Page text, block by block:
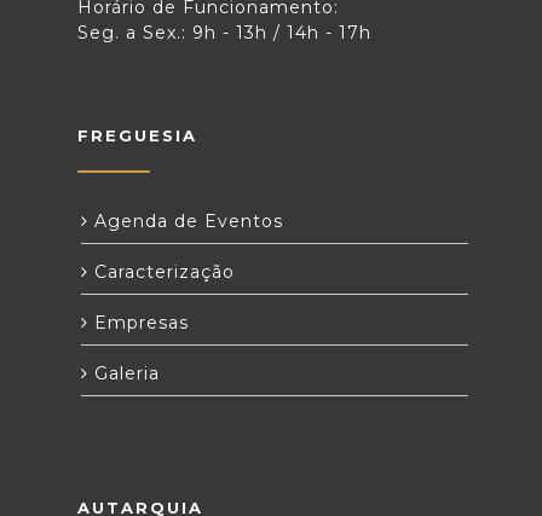
Horário de Funcionamento:
Seg. a Sex.: 9h - 13h / 14h - 17h
FREGUESIA
Agenda de Eventos
Caracterização
Empresas
Galeria
AUTARQUIA